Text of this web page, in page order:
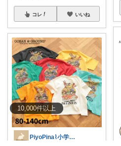
10,000件以上
コレ いいね
PiyoPina⌇小学生男子mama𓍯